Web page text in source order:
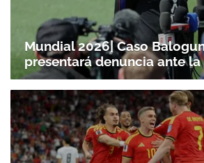
Mundial 2026| Caso
presentará denuncia ante la